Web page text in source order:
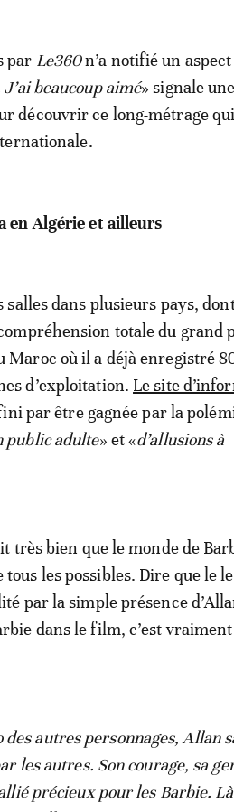
par Le360n’a notifié un
beaucoup aimé» signale
découvrir ce long-métrage
en Algérie et ailleurs
dans plusieurs pays,
totale du grand
Maroc où il a déjà enregistré
d’exploitation. Le site
par être gagnée par la
public adulte» et «d’allusions à
très bien que le monde de
les possibles. Dire que le
par la simple présence
dans le film, c’est
des autres personnages, Allan
les autres. Son courage, sa
précieux pour les Barbie.